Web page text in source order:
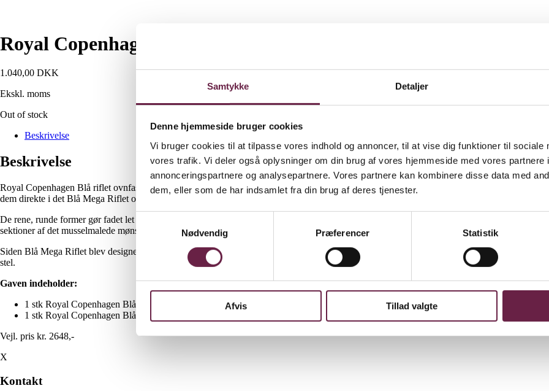
Samtykke Detaljer
Denne hjemmeside bruger cookies
Vi bruger cookies til at tilpasse vores indhold og annoncer, til at vise dig funktioner til sociale
vores trafik. Vi deler også oplysninger om din brug af vores hjemmeside med vores partnere
annonceringspartnere og analysepartnere. Vores partnere kan kombinere disse data med
dem, eller som de har indsamlet fra din brug af deres tjenester.
Nødvendig
Præferencer Statistik
Afvis Tillad valgte
Royal Copenhagen Blå riflet ovnfaste fade 27 cm & 18,5 cm
1.040,00 DKK
Ekskl. moms
Out of stock
Beskrivelse
Beskrivelse
Royal Copenhagen Blå riflet ovnfaste fade 27 cm & 18,5 cm runde er ideel til quiche eller tærte – både salte og søde. Du undgår at skulle
dem direkte i det Blå Mega Riflet ovnfaste fad, uden at gå på kompromis med en smuk borddækning.
De rene, runde former gør fadet let at rengøre i hånden. Det tåler også opvaskemaskine. Stellet er født af en modig nyfortolkning af det
sektioner af det musselmalede mønster.
Siden Blå Mega Riflet blev designet i 2000, er stellet vokset sig til en ny klassiker inden for dansk design. Det iøjnefaldende stel er smukt i
stel.
Gaven indeholder:
1 stk Royal Copenhagen Blå riflet fad 27 cm
1 stk Royal Copenhagen Blå riflet fad 18,5 cm
Vejl. pris kr. 2648,-
X
Kontakt